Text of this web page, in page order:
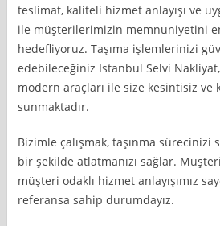
teslimat, kaliteli hizmet anlayışı ve
ile müşterilerimizin memnuniyetini
hedefliyoruz. Taşıma işlemlerinizi
edebileceğiniz Istanbul Selvi
modern araçları ile size kesintisiz ve
sunmaktadır.
Bizimle çalışmak, taşınma sürecinizi
bir şekilde atlatmanızı sağlar.
müşteri odaklı hizmet anlayışımız
referansa sahip durumdayız.